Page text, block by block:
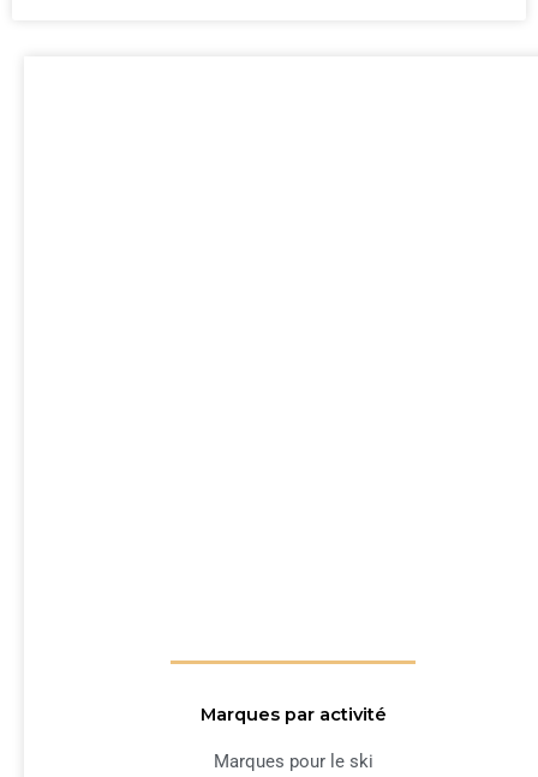
Marques par activité
Marques pour le ski